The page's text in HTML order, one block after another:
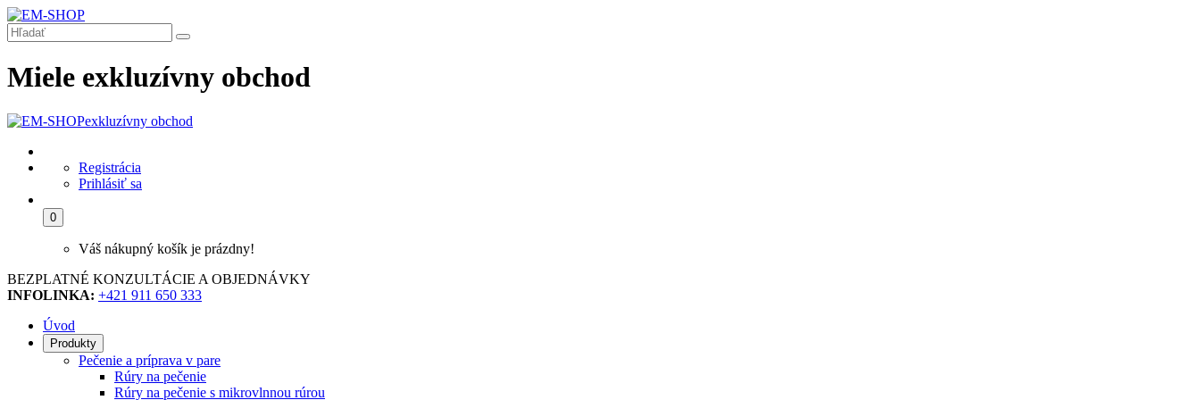
Miele exkluzívny obchod
exkluzívny obchod
Registrácia
Prihlásiť sa
0
Váš nákupný košík je prázdny!
BEZPLATNÉ KONZULTÁCIE A OBJEDNÁVKY
INFOLINKA: +421 911 650 333
Úvod
Produkty
Pečenie a príprava v pare
Rúry na pečenie
Rúry na pečenie s mikrovlnnou rúrou